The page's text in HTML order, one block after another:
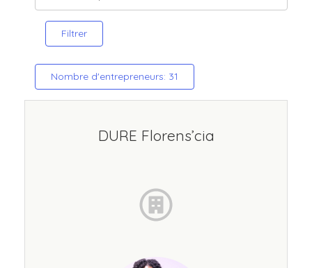
Nombre d'entrepreneurs: 31
DURE Florens’cia